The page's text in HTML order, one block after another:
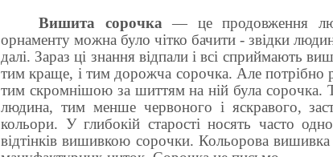
Вишита сорочка — це продовження
орнаменту можна було чітко бачити - звідки
далі. Зараз ці знання відпали і всі сприймають
тим краще, і тим дорожча сорочка. Але потрібно
тим скромнішою за шиттям на ній була сорочка.
людина, тим менше червоного і яскравого,
кольори. У глибокій старості носять часто
відтінків вишивкою сорочки. Кольорова вишивка